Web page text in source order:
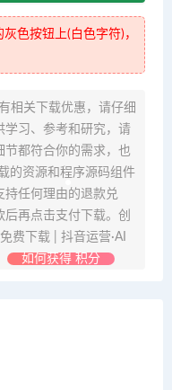
色按钮上(白色字符)，
相关下载优惠，请仔细
学习、参考和研究，请
节都符合你的需求，也
的资源和程序源码组件
持任何理由的退款兑
再点击支付下载。创
费下载 | 抖音运营·AI
如何获得 积分